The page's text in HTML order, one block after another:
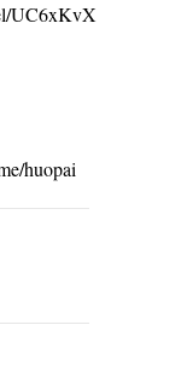
UC6xKvX
huopai